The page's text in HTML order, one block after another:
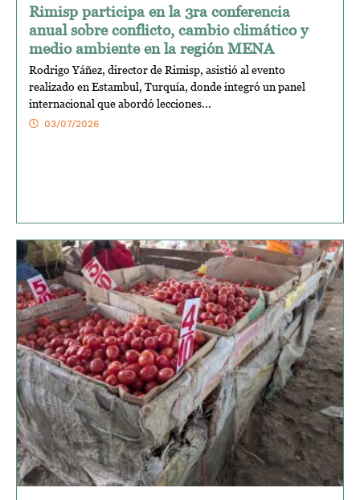
Rimisp participa en la 3ra conferencia
anual sobre conflicto, cambio climático y
medio ambiente en la región MENA
Rodrigo Yáñez, director de Rimisp, asistió al evento
realizado en Estambul, Turquía, donde integró un panel
internacional que abordó lecciones...
03/07/2026